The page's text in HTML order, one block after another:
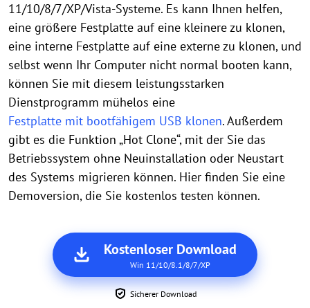
11/10/8/7/XP/Vista-Systeme. Es kann Ihnen helfen,
eine größere Festplatte auf eine kleinere zu klonen,
eine interne Festplatte auf eine externe zu klonen, und
selbst wenn Ihr Computer nicht normal booten kann,
können Sie mit diesem leistungsstarken
Dienstprogramm mühelos eine
Festplatte mit bootfähigem USB klonen. Außerdem
gibt es die Funktion „Hot Clone“, mit der Sie das
Betriebssystem ohne Neuinstallation oder Neustart
des Systems migrieren können. Hier finden Sie eine
Demoversion, die Sie kostenlos testen können.
Kostenloser Download
Win 11/10/8.1/8/7/XP
Sicherer Download